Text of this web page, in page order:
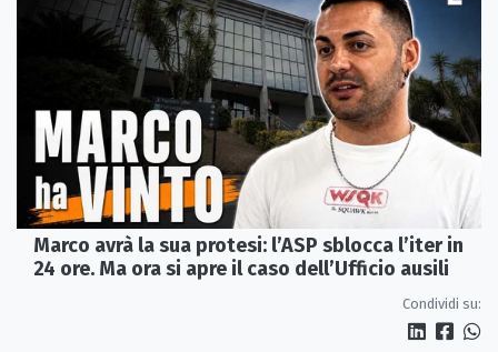
Marco avrà la sua protesi: l’ASP sblocca l’iter in
24 ore. Ma ora si apre il caso dell’Ufficio ausili
Condividi su: